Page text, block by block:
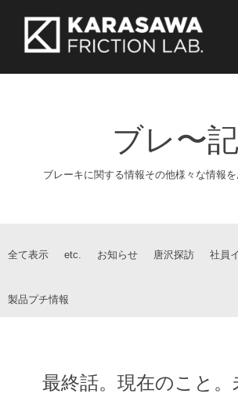
Skip
ブレ〜記
ブレーキに関する情報その他様々な情報を
全て表示 etc. お知らせ 唐沢探訪 社員
製品プチ情報
最終話。現在のこと。